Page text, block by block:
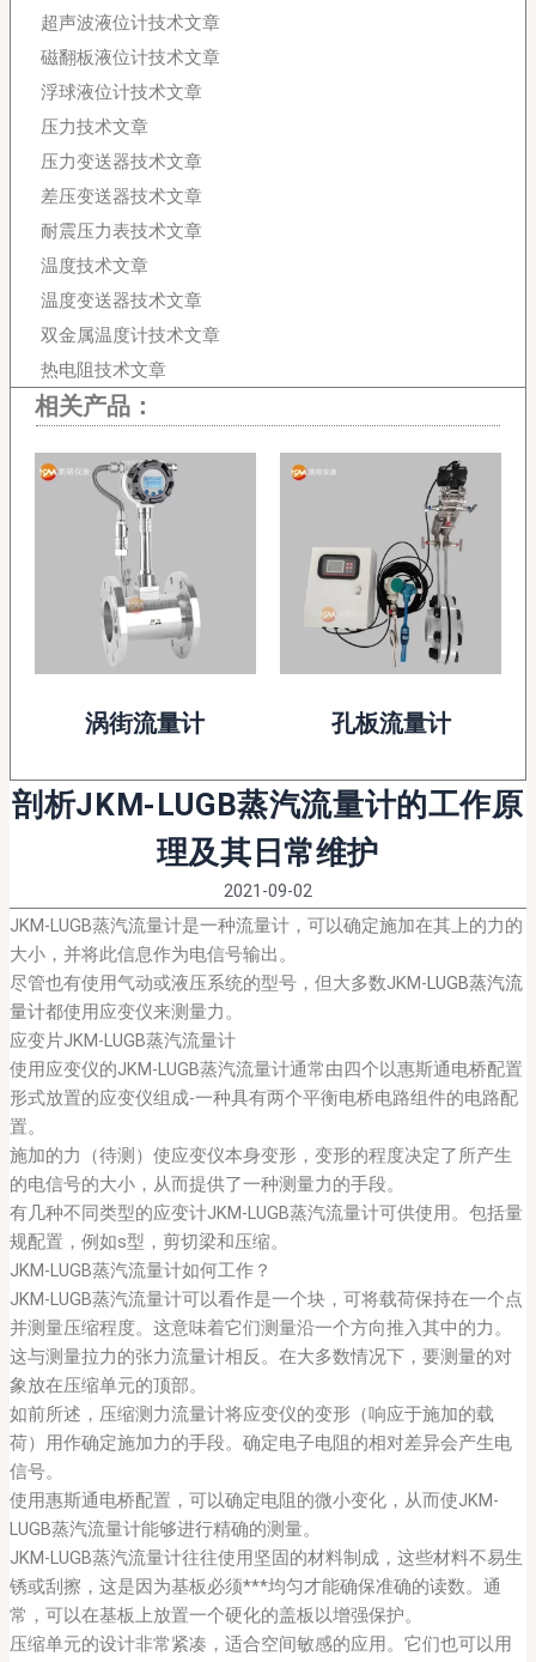
超声波液位计技术文章
磁翻板液位计技术文章
浮球液位计技术文章
压力技术文章
压力变送器技术文章
差压变送器技术文章
耐震压力表技术文章
温度技术文章
温度变送器技术文章
双金属温度计技术文章
热电阻技术文章
相关产品：
涡街流量计 孔板流量计
剖析JKM-LUGB蒸汽流量计的工作原
理及其日常维护
2021-09-02
JKM-LUGB蒸汽流量计是一种流量计，可以确定施加在其上的力的
大小，并将此信息作为电信号输出。
尽管也有使用气动或液压系统的型号，但大多数JKM-LUGB蒸汽流
量计都使用应变仪来测量力。
应变片JKM-LUGB蒸汽流量计
使用应变仪的JKM-LUGB蒸汽流量计通常由四个以惠斯通电桥配置
形式放置的应变仪组成-一种具有两个平衡电桥电路组件的电路配
置。
施加的力（待测）使应变仪本身变形，变形的程度决定了所产生
的电信号的大小，从而提供了一种测量力的手段。
有几种不同类型的应变计JKM-LUGB蒸汽流量计可供使用。包括量
规配置，例如s型，剪切梁和压缩。
JKM-LUGB蒸汽流量计如何工作？
JKM-LUGB蒸汽流量计可以看作是一个块，可将载荷保持在一个点
并测量压缩程度。这意味着它们测量沿一个方向推入其中的力。
这与测量拉力的张力流量计相反。在大多数情况下，要测量的对
象放在压缩单元的顶部。
如前所述，压缩测力流量计将应变仪的变形（响应于施加的载
荷）用作确定施加力的手段。确定电子电阻的相对差异会产生电
信号。
使用惠斯通电桥配置，可以确定电阻的微小变化，从而使JKM-
LUGB蒸汽流量计能够进行精确的测量。
JKM-LUGB蒸汽流量计往往使用坚固的材料制成，这些材料不易生
锈或刮擦，这是因为基板必须***均匀才能确保准确的读数。通
常，可以在基板上放置一个硬化的盖板以增强保护。
压缩单元的设计非常紧凑，适合空间敏感的应用。它们也可以用